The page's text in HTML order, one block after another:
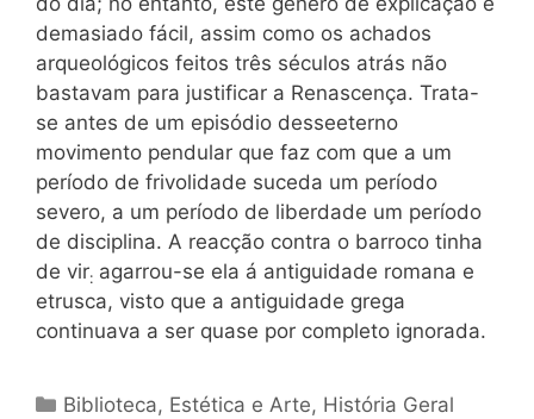
demasiado fácil, assim como os achados
arqueológicos feitos três séculos atrás não
bastavam para justificar a Renascença. Trata-
se antes de um episódio desseeterno
movimento pendular que faz com que a um
período de frivolidade suceda um período
severo, a um período de liberdade um período
de disciplina. A reacção contra o barroco tinha
de vir: agarrou-se ela á antiguidade romana e
etrusca, visto que a antiguidade grega
continuava a ser quase por completo ignorada.
Categorias
Biblioteca, Estética e Arte, História Geral